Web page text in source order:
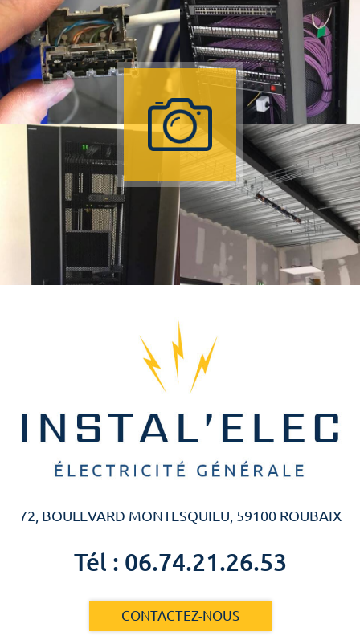
72, BOULEVARD MONTESQUIEU, 59100 ROUBAIX
Tél : 06.74.21.26.53
CONTACTEZ-NOUS